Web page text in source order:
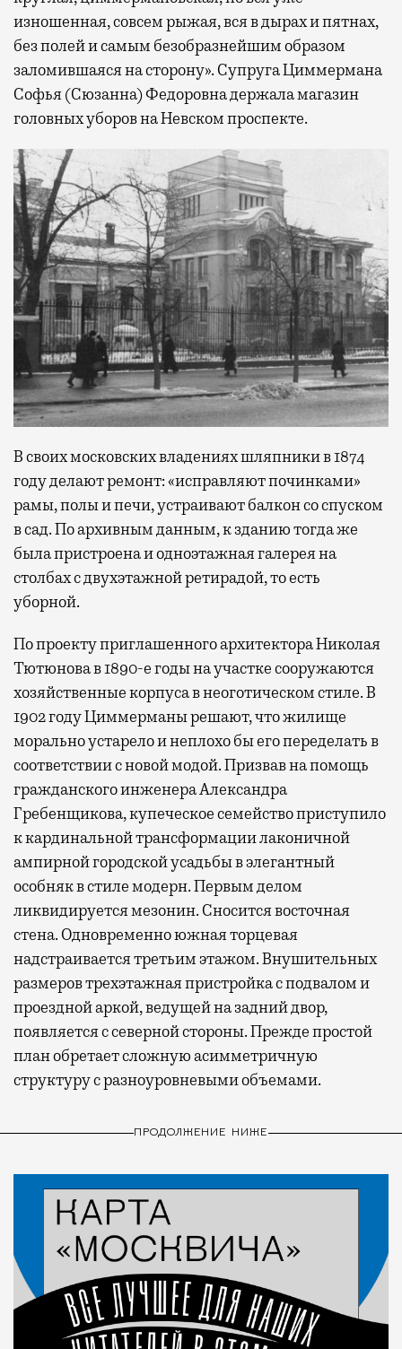
изношенная, совсем рыжая, вся в дырах и пятнах,
без полей и самым безобразнейшим образом
заломившаяся на сторону». Супруга Циммермана
Софья (Сюзанна) Федоровна держала магазин
головных уборов на Невском проспекте.
В своих московских владениях шляпники в 1874
году делают ремонт: «исправляют починками»
рамы, полы и печи, устраивают балкон со спуском
в сад. По архивным данным, к зданию тогда же
была пристроена и одноэтажная галерея на
столбах с двухэтажной ретирадой, то есть
уборной.
По проекту приглашенного архитектора Николая
Тютюнова в 1890-е годы на участке сооружаются
хозяйственные корпуса в неоготическом стиле. В
1902 году Циммерманы решают, что жилище
морально устарело и неплохо бы его переделать в
соответствии с новой модой. Призвав на помощь
гражданского инженера Александра
Гребенщикова, купеческое семейство приступило
к кардинальной трансформации лаконичной
ампирной городской усадьбы в элегантный
особняк в стиле модерн. Первым делом
ликвидируется мезонин. Сносится восточная
стена. Одновременно южная торцевая
надстраивается третьим этажом. Внушительных
размеров трехэтажная пристройка с подвалом и
проездной аркой, ведущей на задний двор,
появляется с северной стороны. Прежде простой
план обретает сложную асимметричную
структуру с разноуровневыми объемами.
ПРОДОЛЖЕНИЕ НИЖЕ